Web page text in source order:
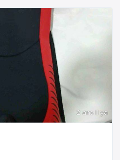
2 ans Il ya